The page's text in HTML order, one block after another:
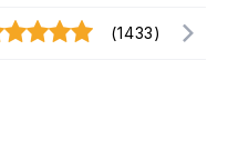
(1433)